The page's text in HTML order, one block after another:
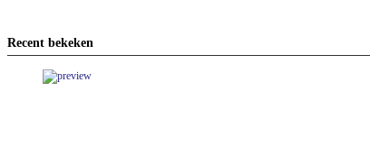
Recent bekeken